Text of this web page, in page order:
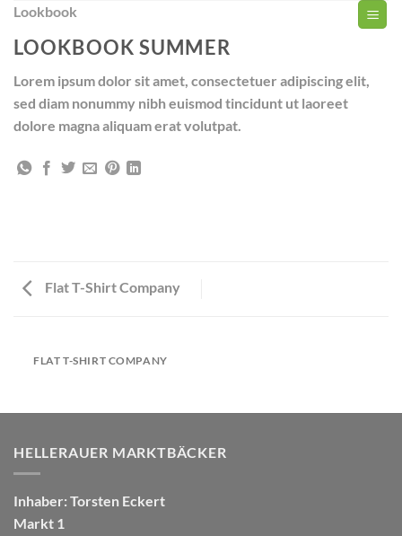
Zum
springen
Lookbook
LOOKBOOK SUMMER
Lorem ipsum dolor sit amet, consectetuer adipiscing elit,
sed diam nonummy nibh euismod tincidunt ut laoreet
dolore magna aliquam erat volutpat.
Flat T-Shirt Company
FLAT T-SHIRT COMPANY
HELLERAUER MARKTBÄCKER
Inhaber: Torsten Eckert
Markt 1